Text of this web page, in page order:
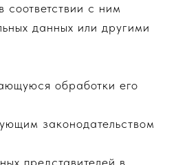
с ним
данных или другими
обработки его
законодательством
представителей в